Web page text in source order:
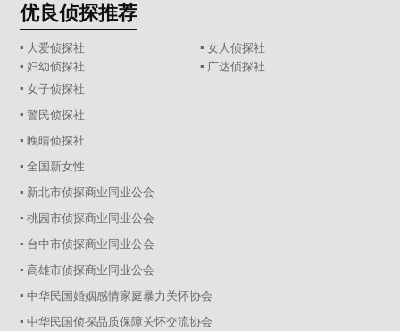
优良侦探推荐
▪ 大爱侦探社
▪ 女人侦探社
▪ 妇幼侦探社
▪ 广达侦探社
▪ 女子侦探社
▪ 警民侦探社
▪ 晚晴侦探社
▪ 全国新女性
▪ 新北市侦探商业同业公会
▪ 桃园市侦探商业同业公会
▪ 台中市侦探商业同业公会
▪ 高雄市侦探商业同业公会
▪ 中华民国婚姻感情家庭暴力关怀协会
▪ 中华民国侦探品质保障关怀交流协会